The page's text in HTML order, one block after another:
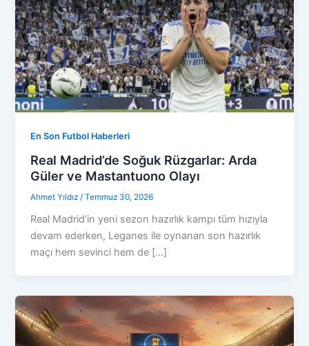
En Son Futbol Haberleri
Real Madrid’de Soğuk Rüzgarlar: Arda
Güler ve Mastantuono Olayı
Ahmet Yıldız /Temmuz 30, 2026
Real Madrid’in yeni sezon hazırlık kampı tüm hızıyla
devam ederken, Leganes ile oynanan son hazırlık
maçı hem sevinci hem de […]